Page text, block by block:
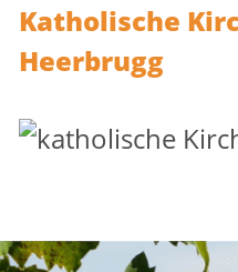
Katholische
Heerbrugg